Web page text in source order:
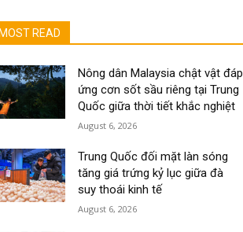
MOST READ
Nông dân Malaysia chật vật đáp
ứng cơn sốt sầu riêng tại Trung
Quốc giữa thời tiết khắc nghiệt
August 6, 2026
Trung Quốc đối mặt làn sóng
tăng giá trứng kỷ lục giữa đà
suy thoái kinh tế
August 6, 2026